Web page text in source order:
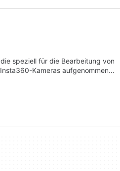
speziell für die Bearbeitung von
Kameras aufgenommen…